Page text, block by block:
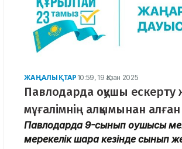
ЖАҢАЛЫҚТАР 10:59, 19 Қазан 2025
Павлодарда оқушы ескерту
мұғалімнің алқымынан алған
Павлодарда 9-сынып оқушысы
мерекелік шара кезінде сынып